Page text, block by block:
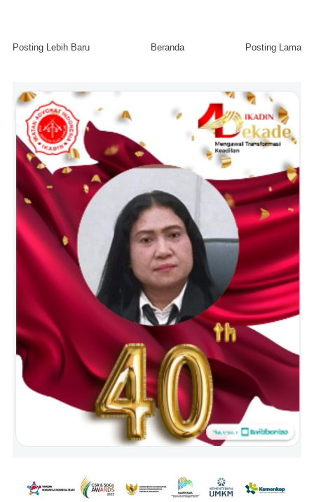
Posting Lebih Baru Posting Lama
Beranda